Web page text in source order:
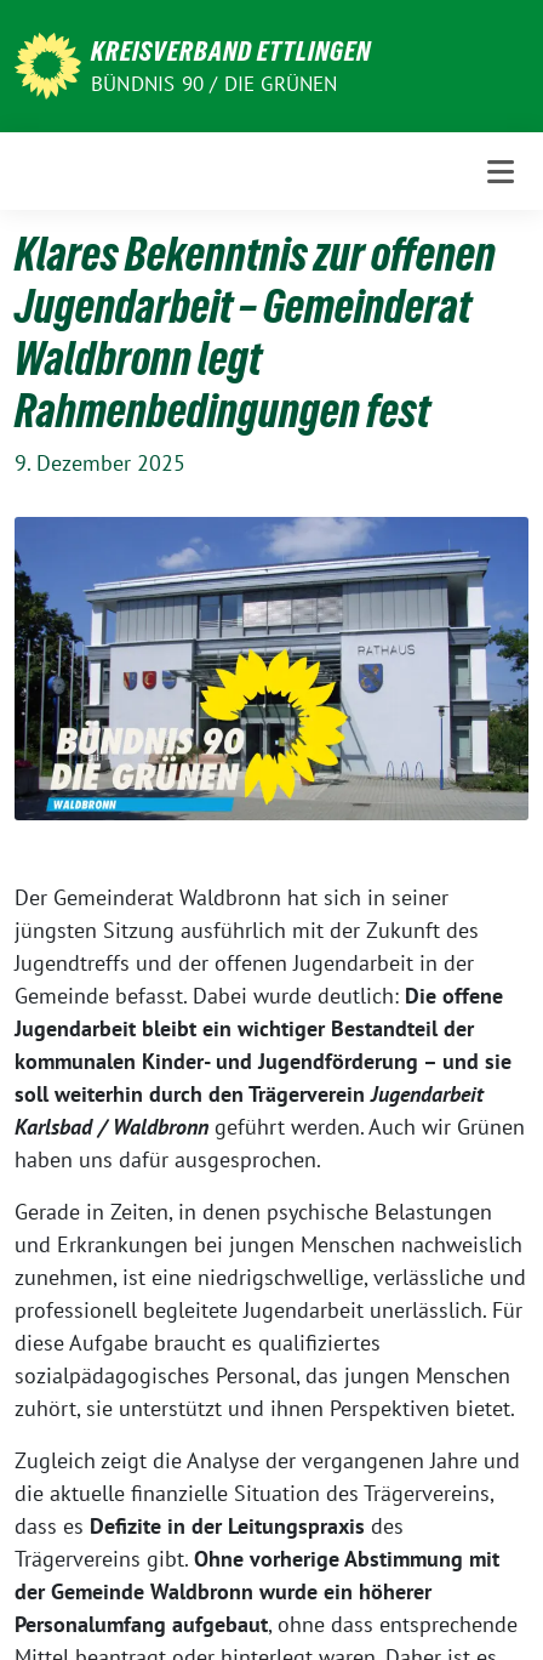
zum
Inhalt
KREISVERBAND ETTLINGEN
BÜNDNIS 90 / DIE GRÜNEN
Klares Bekenntnis zur offenen
Jugendarbeit – Gemeinderat
Waldbronn legt
Rahmenbedingungen fest
9. Dezember 2025
Der Gemeinderat Waldbronn hat sich in seiner
jüngsten Sitzung ausführlich mit der Zukunft des
Jugendtreffs und der offenen Jugendarbeit in der
Gemeinde befasst. Dabei wurde deutlich: Die offene
Jugendarbeit bleibt ein wichtiger Bestandteil der
kommunalen Kinder- und Jugendförderung – und sie
soll weiterhin durch den TrägervereinJugendarbeit
Karlsbad / Waldbronn geführt werden. Auch wir Grünen
haben uns dafür ausgesprochen.
Gerade in Zeiten, in denen psychische Belastungen
und Erkrankungen bei jungen Menschen nachweislich
zunehmen, ist eine niedrigschwellige, verlässliche und
professionell begleitete Jugendarbeit unerlässlich. Für
diese Aufgabe braucht es qualifiziertes
sozialpädagogisches Personal, das jungen Menschen
zuhört, sie unterstützt und ihnen Perspektiven bietet.
Zugleich zeigt die Analyse der vergangenen Jahre und
die aktuelle finanzielle Situation des Trägervereins,
dass es Defizite in der Leitungspraxis des
Trägervereins gibt. Ohne vorherige Abstimmung mit
der Gemeinde Waldbronn wurde ein höherer
Personalumfang aufgebaut, ohne dass entsprechende